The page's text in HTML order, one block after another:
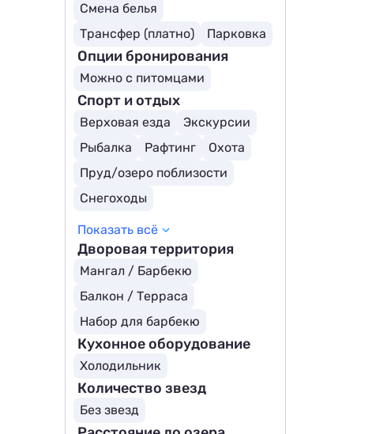
Смена белья
Трансфер (платно)
Парковка
Опции бронирования
Можно с питомцами
Спорт и отдых
Верховая езда
Экскурсии
Рыбалка
Рафтинг
Охота
Пруд/озеро поблизости
Снегоходы
Показать всё
Дворовая территория
Мангал / Барбекю
Балкон / Терраса
Набор для барбекю
Кухонное оборудование
Холодильник
Количество звезд
Без звезд